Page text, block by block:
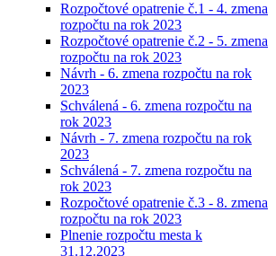
Rozpočtové opatrenie č.1 - 4. zmena
rozpočtu na rok 2023
Rozpočtové opatrenie č.2 - 5. zmena
rozpočtu na rok 2023
Návrh - 6. zmena rozpočtu na rok
2023
Schválená - 6. zmena rozpočtu na
rok 2023
Návrh - 7. zmena rozpočtu na rok
2023
Schválená - 7. zmena rozpočtu na
rok 2023
Rozpočtové opatrenie č.3 - 8. zmena
rozpočtu na rok 2023
Plnenie rozpočtu mesta k
31.12.2023